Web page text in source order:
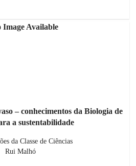
– conhecimentos da Biologia de
a sustentabilidade
da Classe de Ciências
Rui Malhó